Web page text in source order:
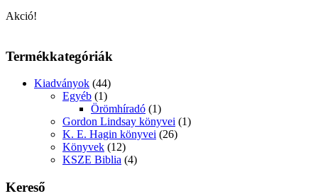
Akció!
Termékkategóriák
Kiadványok (44)
Egyéb (1)
Örömhíradó (1)
Gordon Lindsay könyvei (1)
K. E. Hagin könyvei (26)
Könyvek (12)
KSZE Biblia (4)
Kereső